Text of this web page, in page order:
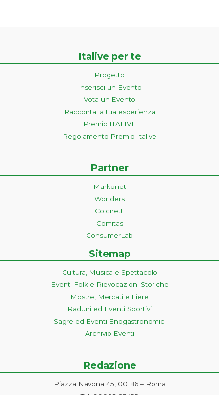
Italive per te
Progetto
Inserisci un Evento
Vota un Evento
Racconta la tua esperienza
Premio ITALIVE
Regolamento Premio Italive
Partner
Markonet
Wonders
Coldiretti
Comitas
ConsumerLab
Sitemap
Cultura, Musica e Spettacolo
Eventi Folk e Rievocazioni Storiche
Mostre, Mercati e Fiere
Raduni ed Eventi Sportivi
Sagre ed Eventi Enogastronomici
Archivio Eventi
Redazione
Piazza Navona 45, 00186 – Roma